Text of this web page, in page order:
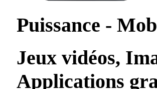
Puissance -
Jeux vidéos,
Applications